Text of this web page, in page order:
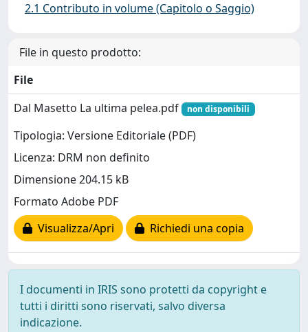
2.1 Contributo in volume (Capitolo o Saggio)
File in questo prodotto:
File
Dal Masetto La ultima pelea.pdf
non disponibili
Tipologia: Versione Editoriale (PDF)
Licenza: DRM non definito
Dimensione 204.15 kB
Formato Adobe PDF
Visualizza/Apri
Richiedi una copia
I documenti in IRIS sono protetti da copyright e
tutti i diritti sono riservati, salvo diversa
indicazione.